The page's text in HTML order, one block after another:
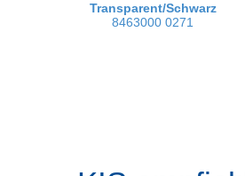
Transparent/Schwarz
8463000 0271